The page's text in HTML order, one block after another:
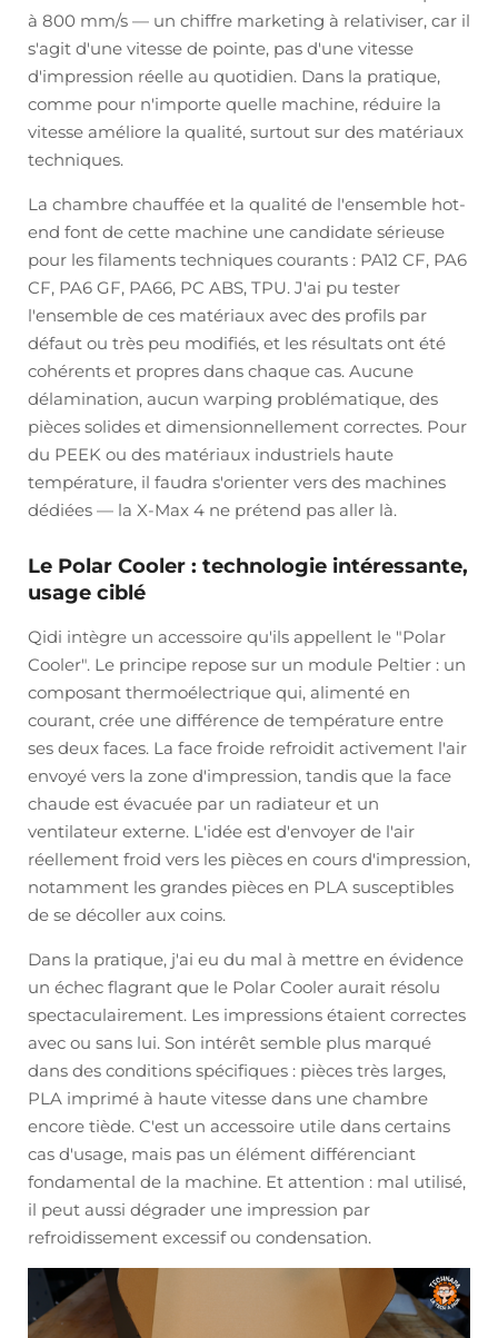
à 800 mm/s — un chiffre marketing à relativiser, car il
s'agit d'une vitesse de pointe, pas d'une vitesse
d'impression réelle au quotidien. Dans la pratique,
comme pour n'importe quelle machine, réduire la
vitesse améliore la qualité, surtout sur des matériaux
techniques.
La chambre chauffée et la qualité de l'ensemble hot-
end font de cette machine une candidate sérieuse
pour les filaments techniques courants : PA12 CF, PA6
CF, PA6 GF, PA66, PC ABS, TPU. J'ai pu tester
l'ensemble de ces matériaux avec des profils par
défaut ou très peu modifiés, et les résultats ont été
cohérents et propres dans chaque cas. Aucune
délamination, aucun warping problématique, des
pièces solides et dimensionnellement correctes. Pour
du PEEK ou des matériaux industriels haute
température, il faudra s'orienter vers des machines
dédiées — la X-Max 4 ne prétend pas aller là.
Le Polar Cooler : technologie intéressante,
usage ciblé
Qidi intègre un accessoire qu'ils appellent le "Polar
Cooler". Le principe repose sur un module Peltier : un
composant thermoélectrique qui, alimenté en
courant, crée une différence de température entre
ses deux faces. La face froide refroidit activement l'air
envoyé vers la zone d'impression, tandis que la face
chaude est évacuée par un radiateur et un
ventilateur externe. L'idée est d'envoyer de l'air
réellement froid vers les pièces en cours d'impression,
notamment les grandes pièces en PLA susceptibles
de se décoller aux coins.
Dans la pratique, j'ai eu du mal à mettre en évidence
un échec flagrant que le Polar Cooler aurait résolu
spectaculairement. Les impressions étaient correctes
avec ou sans lui. Son intérêt semble plus marqué
dans des conditions spécifiques : pièces très larges,
PLA imprimé à haute vitesse dans une chambre
encore tiède. C'est un accessoire utile dans certains
cas d'usage, mais pas un élément différenciant
fondamental de la machine. Et attention : mal utilisé,
il peut aussi dégrader une impression par
refroidissement excessif ou condensation.